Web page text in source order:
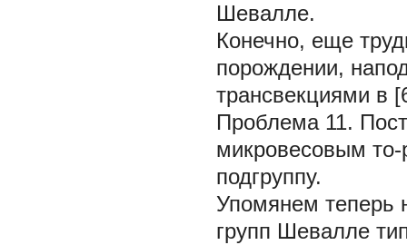
Шевалле.
Конечно, еще
порождении,
трансвекциями в
Проблема 11.
микровесовым
подгруппу.
Упомянем теперь
групп Шевалле